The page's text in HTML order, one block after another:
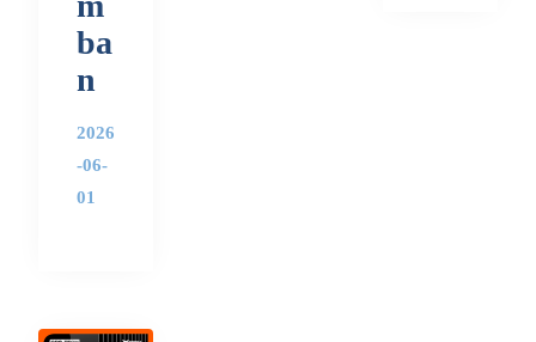
ba
n
2026
-06-
01